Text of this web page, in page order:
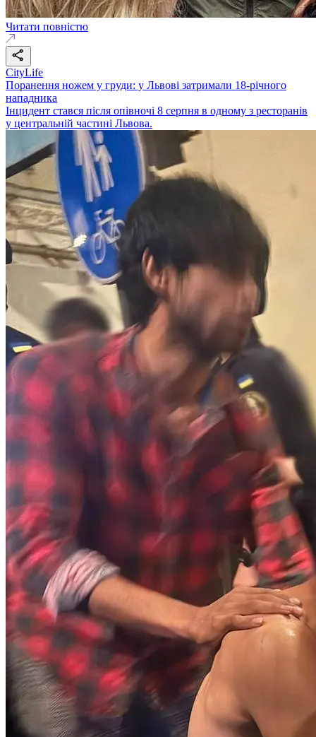
Читати повністю
CityLife
Поранення ножем у груди: у Львові затримали 18-річного
нападника
Інцидент стався після опівночі 8 серпня в одному з ресторанів
у центральній частині Львова.